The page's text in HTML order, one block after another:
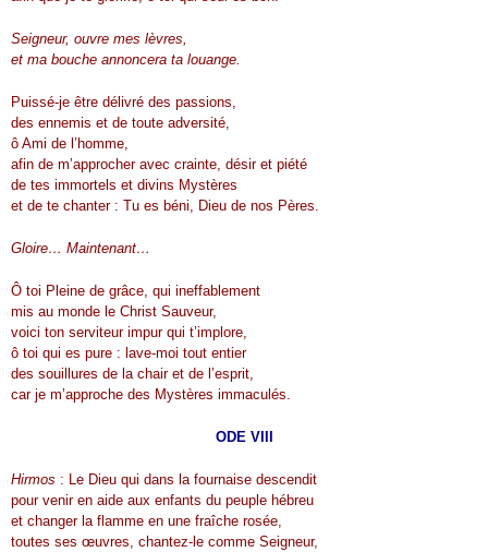
Seigneur, ouvre mes lèvres,
et ma bouche annoncera ta louange.
Puissé-je être délivré des passions,
des ennemis et de toute adversité,
ô Ami de l’homme,
afin de m’approcher avec crainte, désir et piété
de tes immortels et divins Mystères
et de te chanter : Tu es béni, Dieu de nos Pères.
Gloire… Maintenant…
Ô toi Pleine de grâce, qui ineffablement
mis au monde le Christ Sauveur,
voici ton serviteur impur qui t’implore,
ô toi qui es pure : lave-moi tout entier
des souillures de la chair et de l’esprit,
car je m’approche des Mystères immaculés.
ODE VIII
Hirmos : Le Dieu qui dans la fournaise descendit
pour venir en aide aux enfants du peuple hébreu
et changer la flamme en une fraîche rosée,
toutes ses œuvres, chantez-le comme Seigneur,